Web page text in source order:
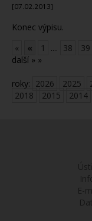
[07.02.2013]
Konec výpisu.
«
« 1 .... 38 39
další » »
roky: 2026 2025
2018
2015 2014
E-